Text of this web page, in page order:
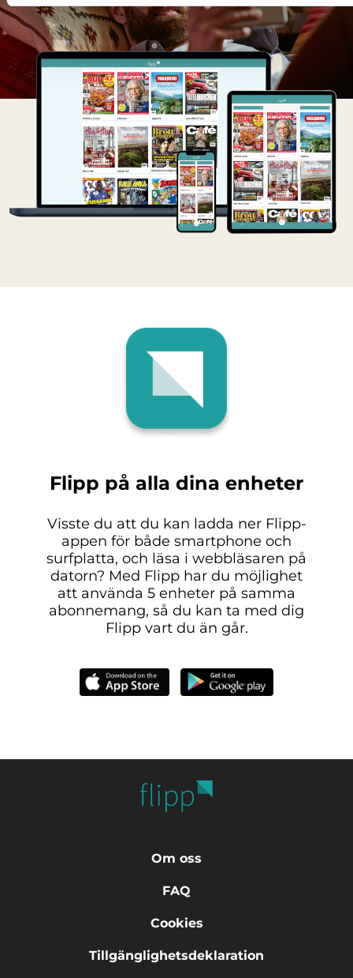
Flipp på alla dina enheter
Visste du att du kan ladda ner Flipp-
appen för både smartphone och
surfplatta, och läsa i webbläsaren på
datorn? Med Flipp har du möjlighet
att använda 5 enheter på samma
abonnemang, så du kan ta med dig
Flipp vart du än går.
Om oss
FAQ
Cookies
Tillgänglighetsdeklaration